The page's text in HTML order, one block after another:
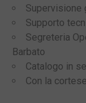
Supervisione
Supporto
Segreteria
Barbato
Catalogo in
Con la